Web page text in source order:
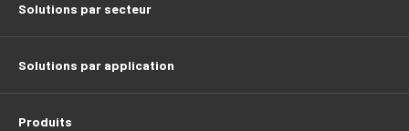
Solutions par secteur
Solutions par application
Produits